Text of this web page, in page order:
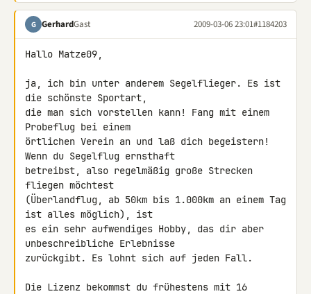
G GerhardGast 2009-03-06 23:01#1184203
Hallo Matze09,
ja, ich bin unter anderem Segelflieger. Es ist
die schönste Sportart,
die man sich vorstellen kann! Fang mit einem
Probeflug bei einem
örtlichen Verein an und laß dich begeistern!
Wenn du Segelflug ernsthaft
betreibst, also regelmäßig große Strecken
fliegen möchtest
(Überlandflug, ab 50km bis 1.000km an einem Tag
ist alles möglich), ist
es ein sehr aufwendiges Hobby, das dir aber
unbeschreibliche Erlebnisse
zurückgibt. Es lohnt sich auf jeden Fall.
Die Lizenz bekommst du frühestens mit 16